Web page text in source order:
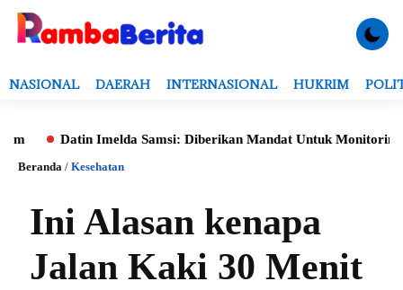
NASIONAL DAERAH INTERNASIONAL HUKRIM
Datin Imelda Samsi: Diberikan Mandat Untuk Monitoring
Beranda / Kesehatan
Ini Alasan kenapa
Jalan Kaki 30 Menit